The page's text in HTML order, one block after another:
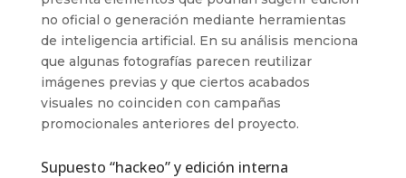
no oficial o generación mediante herramientas
de inteligencia artificial. En su análisis menciona
que algunas fotografías parecen reutilizar
imágenes previas y que ciertos acabados
visuales no coinciden con campañas
promocionales anteriores del proyecto.
Supuesto “hackeo” y edición interna